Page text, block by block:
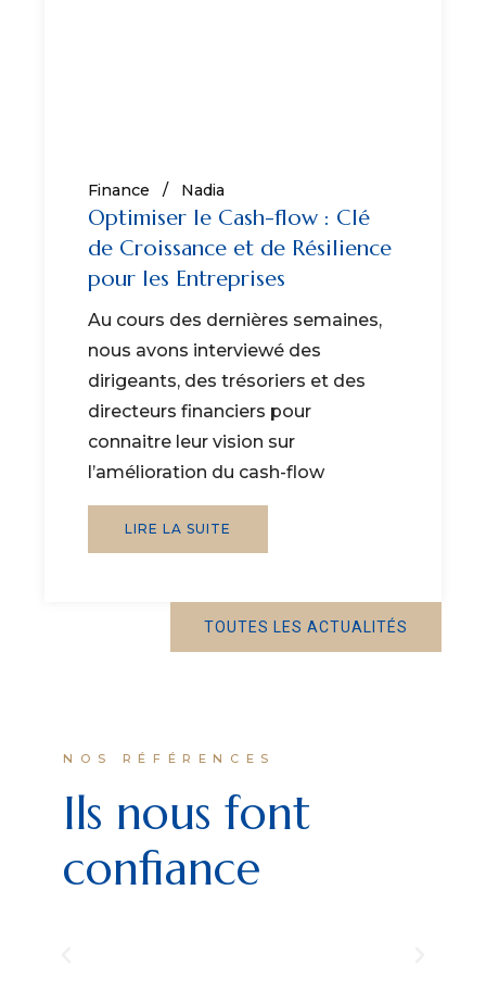
Finance Nadia
Optimiser le Cash-flow : Clé
de Croissance et de Résilience
pour les Entreprises
Au cours des dernières semaines,
nous avons interviewé des
dirigeants, des trésoriers et des
directeurs financiers pour
connaitre leur vision sur
l’amélioration du cash-flow
LIRE LA SUITE
TOUTES LES ACTUALITÉS
NOS RÉFÉRENCES
Ils nous font
confiance